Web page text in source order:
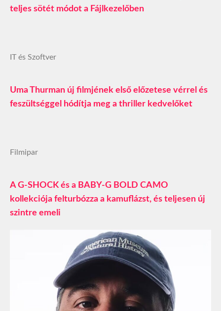
teljes sötét módot a Fájlkezelőben
IT és Szoftver
Uma Thurman új filmjének első előzetese vérrel és
feszültséggel hódítja meg a thriller kedvelőket
Filmipar
A G-SHOCK és a BABY-G BOLD CAMO
kollekciója felturbózza a kamuflázst, és teljesen új
szintre emeli